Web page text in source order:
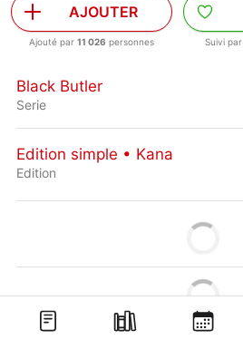
AJOUTER
Ajouté par 11 026 personnes Suivi par
Black Butler
Serie
Edition simple • Kana
Edition